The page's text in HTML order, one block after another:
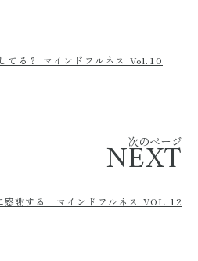
てる？ マインドフルネス Vol.10
次のページ
NEXT
感謝する マインドフルネス VOL.12